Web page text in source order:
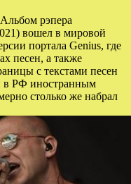
рэпера
вошел в мировой
портала Genius, где
песен, а также
с текстами песен
в РФ иностранным
столько же набрал